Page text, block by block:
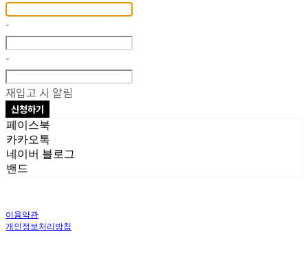
-
-
재입고 시 알림
신청하기
페이스북
카카오톡
네이버 블로그
밴드
이용약관
개인정보처리방침